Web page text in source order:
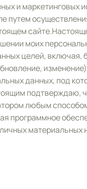
и маркетинговых
путем
моих
целей, включая,
данных, под
подтверждаю,
любым
программное